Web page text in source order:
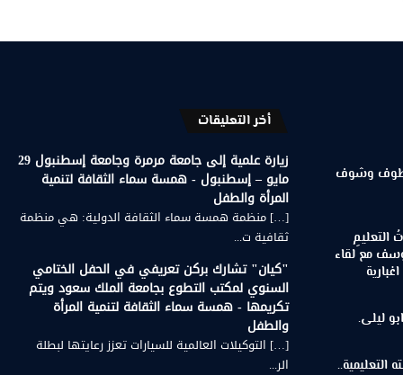
قطوف وشوف
التعليمِ
مع لقاء
ليلى.
التعليمية..
أخر التعليقات
زيارة علمية إلى جامعة مرمرة وجامعة إسطنبول 29
مايو – إسطنبول - همسة سماء الثقافة لتنمية
المرأة والطفل
[…] منظمة همسة سماء الثقافة الدولية: هي منظمة
ثقافية ت...
"كيان" تشارك بركن تعريفي في الحفل الختامي
السنوي لمكتب التطوع بجامعة الملك سعود ويتم
تكريمها - همسة سماء الثقافة لتنمية المرأة
والطفل
[…] التوكيلات العالمية للسيارات تعزز رعايتها لبطلة
الر...